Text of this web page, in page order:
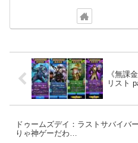
《無課
リスト
ドゥームズデイ：ラストサバイバ
りゃ神ゲーだわ…